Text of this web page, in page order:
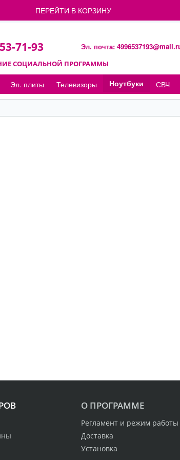
ПЕРЕЙТИ В КОРЗИНУ
71-93
СОЦИАЛЬНОЙ ПРОГРАММЫ
Эл. почта:
Эл. плиты Телевизоры Ноутбуки СВЧ
О ПРОГРАММЕ
Регламент и режим работы
Доставка
Установка